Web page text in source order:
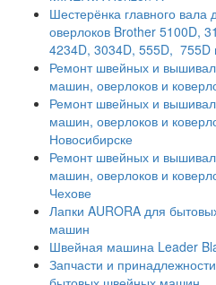
Шестерёнка главного вала
оверлоков Brother 5100D,
4234D, 3034D, 555D, 755D
Ремонт швейных и
машин, оверлоков и
Ремонт швейных и
машин, оверлоков и
Новосибирске
Ремонт швейных и
машин, оверлоков и
Чехове
Лапки AURORA для
машин
Швейная машина Leader
Запчасти и